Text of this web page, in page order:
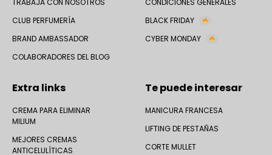
TRABAJA CON NOSOTROS
CLUB PERFUMERÍA
BRAND AMBASSADOR
COLABORADORES DEL BLOG
CONDICIONES GENERALES
BLACK FRIDAY
CYBER MONDAY
Extra links
CREMA PARA ELIMINAR
MILIUM
MEJORES CREMAS
ANTICELULÍTICAS
Te puede interesar
MANICURA FRANCESA
LIFTING DE PESTAÑAS
CORTE MULLET